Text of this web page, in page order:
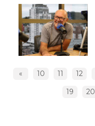
« 10 11 12
19 20